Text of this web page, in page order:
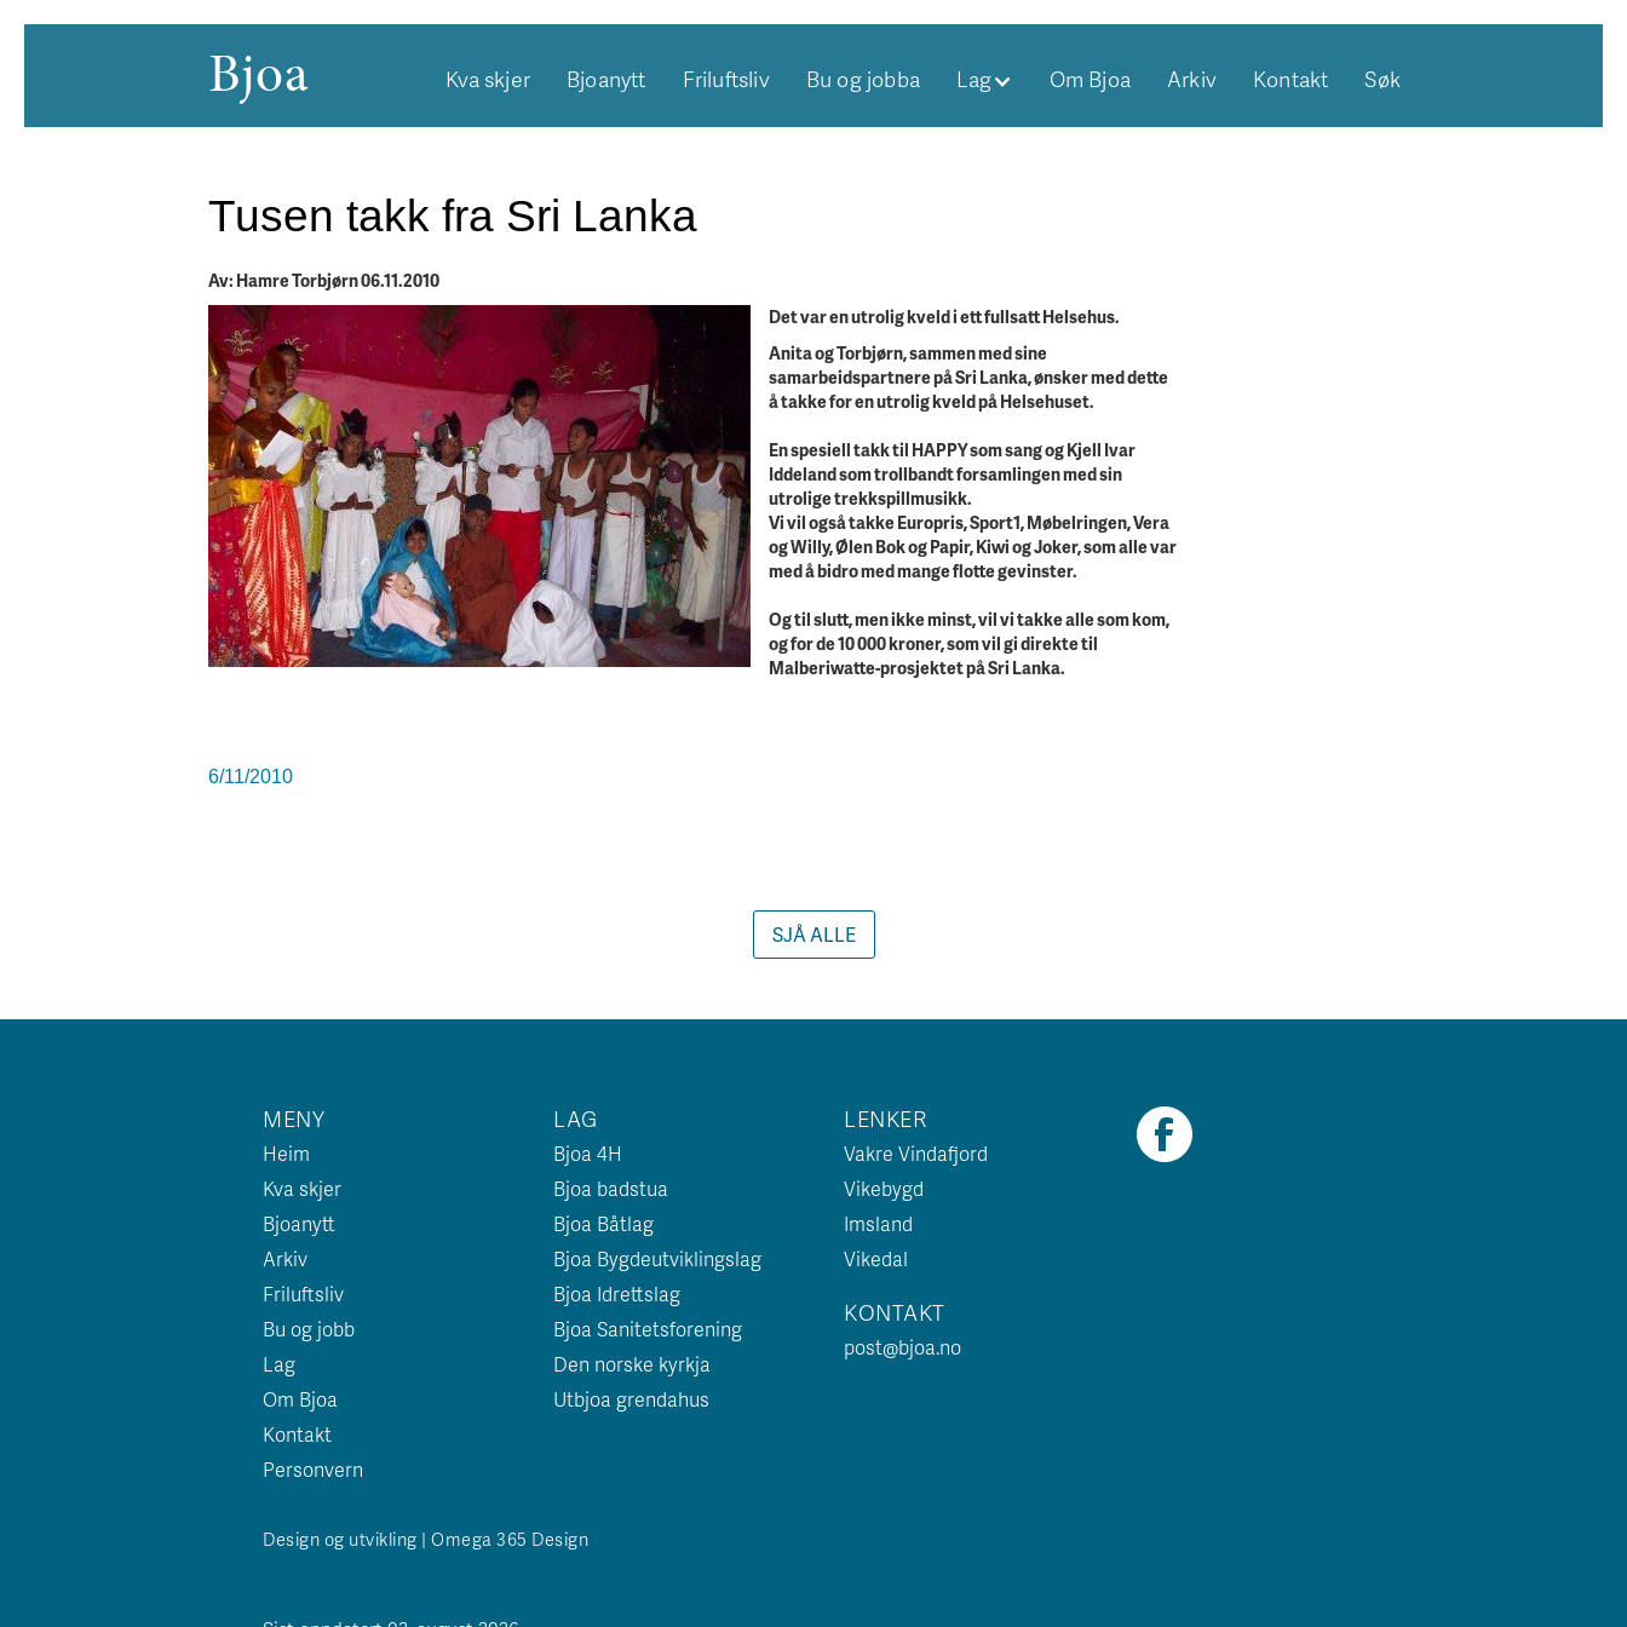
Bjoa Kva skjer Bjoanytt Friluftsliv Bu og jobba Lag Om Bjoa Arkiv Kontakt Søk
Tusen takk fra Sri Lanka
Av: Hamre Torbjørn 06.11.2010
Det var en utrolig kveld i ett fullsatt Helsehus.
Anita og Torbjørn, sammen med sine
samarbeidspartnere på Sri Lanka, ønsker med dette
å takke for en utrolig kveld på Helsehuset.
En spesiell takk til HAPPY som sang og Kjell Ivar
Iddeland som trollbandt forsamlingen med sin
utrolige trekkspillmusikk.
Vi vil også takke Europris, Sport1, Møbelringen, Vera
og Willy, Ølen Bok og Papir, Kiwi og Joker, som alle var
med å bidro med mange flotte gevinster.
Og til slutt, men ikke minst, vil vi takke alle som kom,
og for de 10 000 kroner, som vil gi direkte til
Malberiwatte-prosjektet på Sri Lanka.
6/11/2010
SJÅ ALLE
MENY
Heim
Kva skjer
Bjoanytt
Arkiv
Friluftsliv
Bu og jobb
Lag
Om Bjoa
Kontakt
Personvern
LAG
Bjoa 4H
Bjoa badstua
Bjoa Båtlag
Bjoa Bygdeutviklingslag
Bjoa Idrettslag
Bjoa Sanitetsforening
Den norske kyrkja
Utbjoa grendahus
LENKER
Vakre Vindafjord
Vikebygd
Imsland
Vikedal
KONTAKT
post@bjoa.no
Design og utvikling | Omega 365 Design